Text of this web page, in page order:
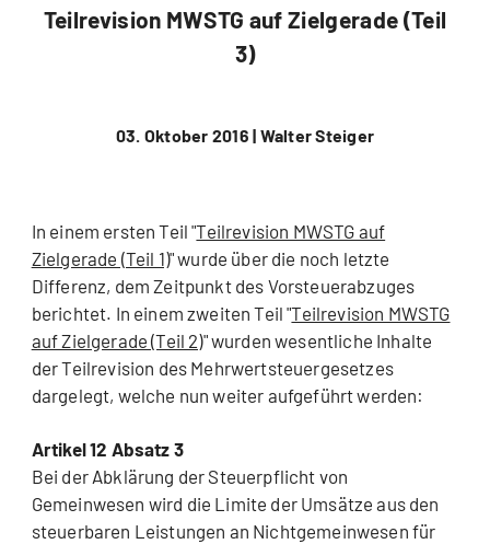
Teilrevision MWSTG auf Zielgerade (Teil
3)
03. Oktober 2016 | Walter Steiger
In einem ersten Teil "Teilrevision MWSTG auf
Zielgerade (Teil 1)" wurde über die noch letzte
Differenz, dem Zeitpunkt des Vorsteuerabzuges
berichtet. In einem zweiten Teil "Teilrevision MWSTG
auf Zielgerade (Teil 2)" wurden wesentliche Inhalte
der Teilrevision des Mehrwertsteuergesetzes
dargelegt, welche nun weiter aufgeführt werden:
Artikel 12 Absatz 3
Bei der Abklärung der Steuerpflicht von
Gemeinwesen wird die Limite der Umsätze aus den
steuerbaren Leistungen an Nichtgemeinwesen für